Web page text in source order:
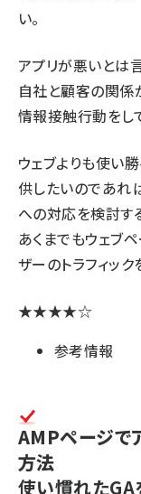
い。
アプリが悪いとは
自社と顧客の関係
情報接触行動をし
ウェブよりも使い
供したいのであれ
への対応を検討す
あくまでもウェブ
ザーのトラフィック
★★★★☆
参考情報
AMPページで
方法
使い慣れた